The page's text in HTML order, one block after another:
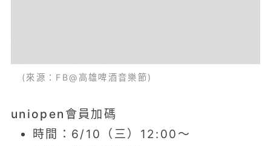
(來源：FB@高雄啤酒音樂節)
uniopen會員加碼
時間：6/10（三）12:00～